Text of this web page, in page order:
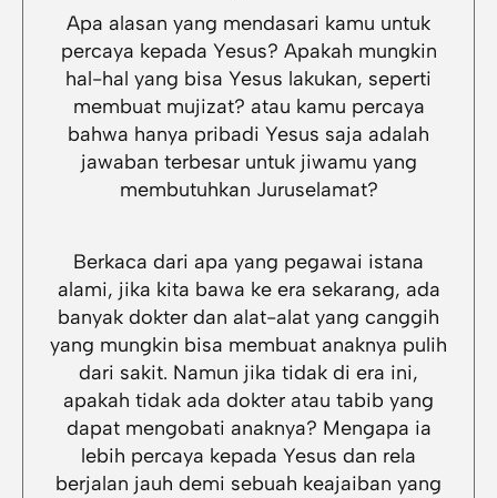
Apa alasan yang mendasari kamu untuk
percaya kepada Yesus? Apakah mungkin
hal-hal yang bisa Yesus lakukan, seperti
membuat mujizat? atau kamu percaya
bahwa hanya pribadi Yesus saja adalah
jawaban terbesar untuk jiwamu yang
membutuhkan Juruselamat?
Berkaca dari apa yang pegawai istana
alami, jika kita bawa ke era sekarang, ada
banyak dokter dan alat-alat yang canggih
yang mungkin bisa membuat anaknya pulih
dari sakit. Namun jika tidak di era ini,
apakah tidak ada dokter atau tabib yang
dapat mengobati anaknya? Mengapa ia
lebih percaya kepada Yesus dan rela
berjalan jauh demi sebuah keajaiban yang